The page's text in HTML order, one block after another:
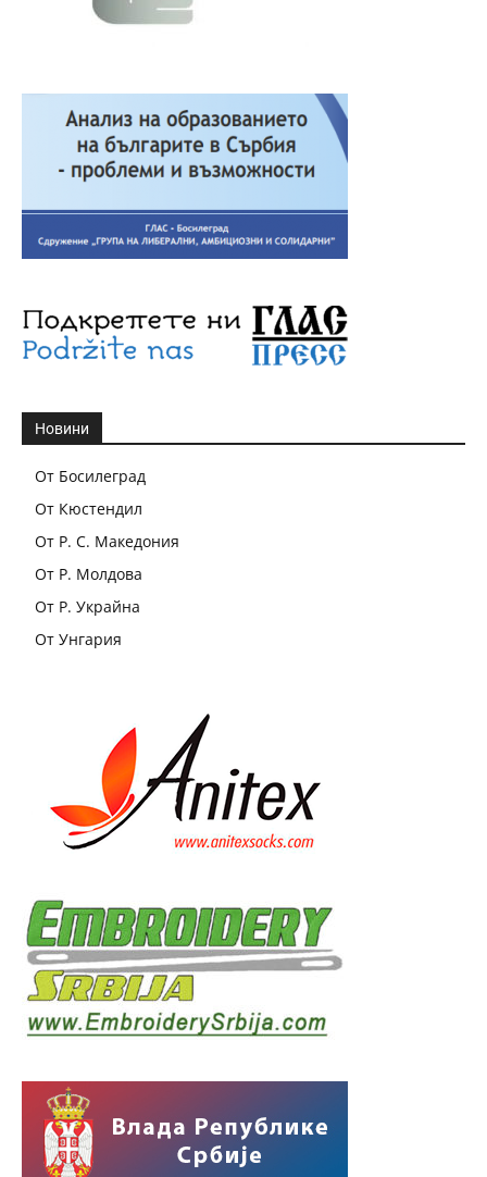
Новини
От Босилеград
От Кюстендил
От Р. С. Македония
От Р. Молдова
От Р. Украйна
От Унгария